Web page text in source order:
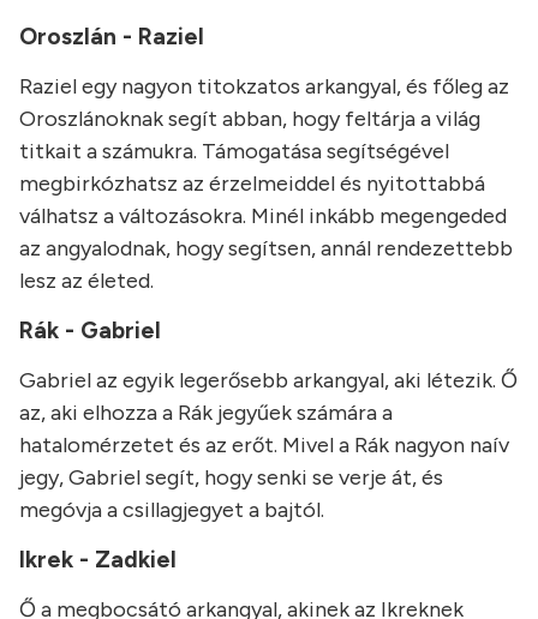
Oroszlán - Raziel
Raziel egy nagyon titokzatos arkangyal, és főleg az
Oroszlánoknak segít abban, hogy feltárja a világ
titkait a számukra. Támogatása segítségével
megbirkózhatsz az érzelmeiddel és nyitottabbá
válhatsz a változásokra. Minél inkább megengeded
az angyalodnak, hogy segítsen, annál rendezettebb
lesz az életed.
Rák - Gabriel
Gabriel az egyik legerősebb arkangyal, aki létezik. Ő
az, aki elhozza a Rák jegyűek számára a
hatalomérzetet és az erőt. Mivel a Rák nagyon naív
jegy, Gabriel segít, hogy senki se verje át, és
megóvja a csillagjegyet a bajtól.
Ikrek - Zadkiel
Ő a megbocsátó arkangyal, akinek az Ikreknek